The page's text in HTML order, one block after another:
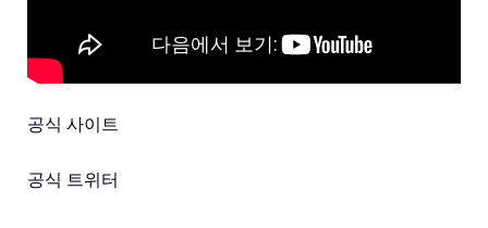
공식 사이트
공식 트위터